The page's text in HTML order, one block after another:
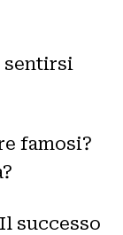
sentirsi
famosi?
successo